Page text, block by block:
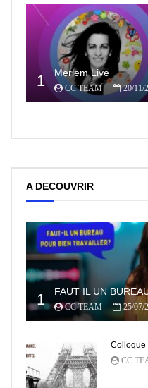
1 Meriem Live
CC TEAM 20/11/
A DECOUVRIR
1 FAUT IL UN
CC TEAM 25/07/
Colloque
CC